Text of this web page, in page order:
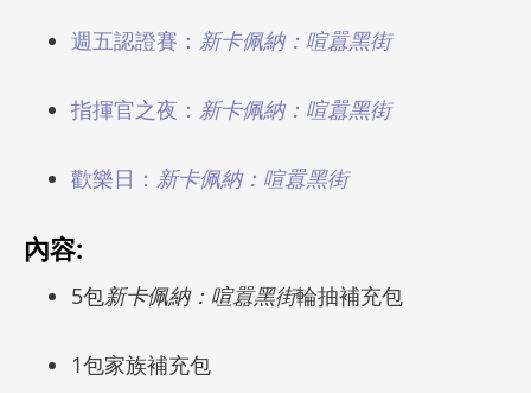
週五認證賽： 新卡佩納：喧囂黑街
指揮官之夜： 新卡佩納：喧囂黑街
歡樂日： 新卡佩納：喧囂黑街
內容:
5包新卡佩納：喧囂黑街輪抽補充包
1包家族補充包